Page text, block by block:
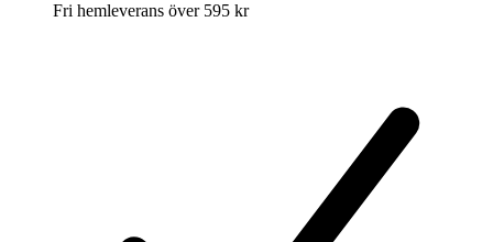
Fri hemleverans över 595 kr